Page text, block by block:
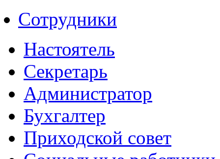
Сотрудники
Настоятель
Секретарь
Администратор
Бухгалтер
Приходской совет